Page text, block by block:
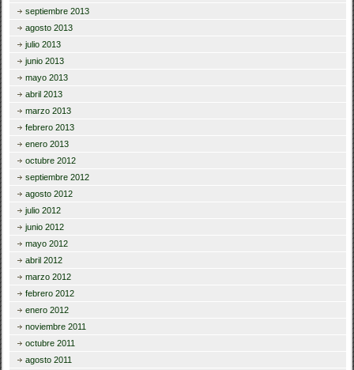
septiembre 2013
agosto 2013
julio 2013
junio 2013
mayo 2013
abril 2013
marzo 2013
febrero 2013
enero 2013
octubre 2012
septiembre 2012
agosto 2012
julio 2012
junio 2012
mayo 2012
abril 2012
marzo 2012
febrero 2012
enero 2012
noviembre 2011
octubre 2011
agosto 2011